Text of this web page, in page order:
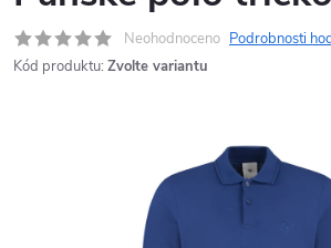
Neohodnoceno Podrobnosti
Kód produktu: Zvolte variantu